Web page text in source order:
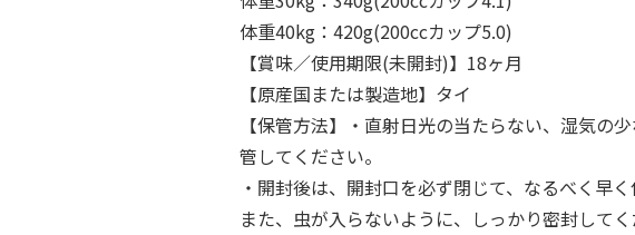
体重40kg：420g(200ccカップ5.0)
【賞味／使用期限(未開封)】18ヶ月
【原産国または製造地】タイ
【保管方法】・直射日光の当たらない、湿気の
管してください。
・開封後は、開封口を必ず閉じて、なるべく早く
また、虫が入らないように、しっかり密封してく